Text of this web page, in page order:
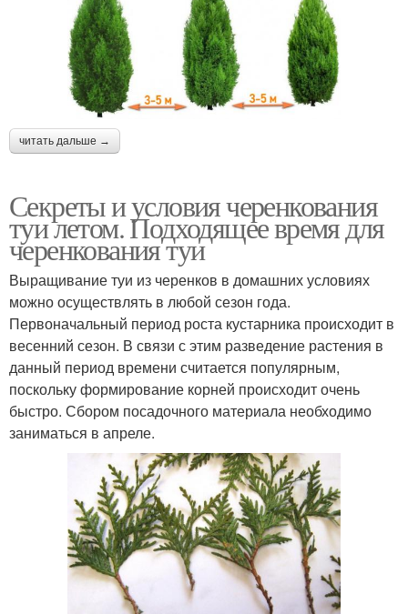
читать дальше →
Секреты и условия черенкования
туи летом. Подходящее время для
черенкования туи
Выращивание туи из черенков в домашних условиях
можно осуществлять в любой сезон года.
Первоначальный период роста кустарника происходит в
весенний сезон. В связи с этим разведение растения в
данный период времени считается популярным,
поскольку формирование корней происходит очень
быстро. Сбором посадочного материала необходимо
заниматься в апреле.